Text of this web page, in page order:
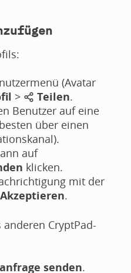
(Avatar
> Teilen.
Benutzer auf eine
über einen
auf
klicken.
mit der
Akzeptieren.
CryptPad-
senden.